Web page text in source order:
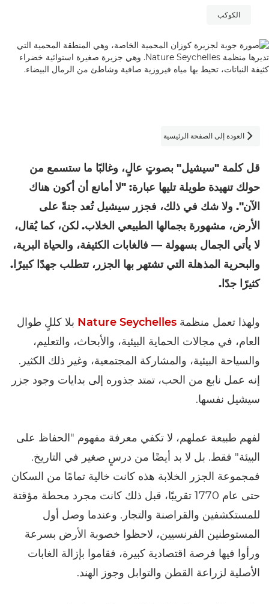
الكوكب
 العودة إلى الصفحة الرئيسية
قل كلمة "سيشيل" بصوتٍ عالٍ، وغالبًا ما ستسمع من
حولك تنهيدة طويلة تليها عبارة: "لا أمانع أن أكون هناك
الآن". ولا شك في ذلك، فجزر سيشيل تُعد جنةً على
الأرض، مشهورة بجمالها الطبيعي الخلاب. لكن، كما يُقال،
لا يأتي الجمال بسهولة — فالغابات الكثيفة، والحياة البرية،
والبحرية المذهلة التي تشتهر بها الجزر، تتطلب جهدًا كبيرًا.
كثيرًا جدًا.
ولهذا تعمل منظمة Nature Seychelles بلا كللٍ طوال
العام، في مجالات الحماية البيئية، والأبحاث، والتعليم،
والسياحة البيئية، والمشاركة المجتمعية، وغير ذلك الكثير.
إنه عمل نابع من الحب، تمتد جذوره إلى بدايات وجود جزر
سيشيل نفسها.
لفهم طبيعة عملهم، لا تكفي معرفة مفهوم "الحفاظ على
البيئة" فقط. بل لا بد أيضًا من درسٍ صغير في التاريخ.
فمجموعة الجزر الخلابة هذه كانت خالية تمامًا من السكان
حتى عام 1770 تقريبًا، قبل ذلك كانت مجرد محطة مؤقتة
للمستكشفين والقراصنة والتجار. وعندما وصل أول
المستوطنين الفرنسيين، لاحظوا خصوبة الأرض بسرعة
ورأوا فيها فرصة اقتصادية كبيرة، فقاموا بإزالة الغابات
الأصلية لزراعة القطن والتوابل وجوز الهند.